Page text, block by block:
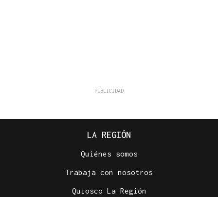
LA REGIÓN
Quiénes somos
Trabaja con nosotros
Quiosco La Región